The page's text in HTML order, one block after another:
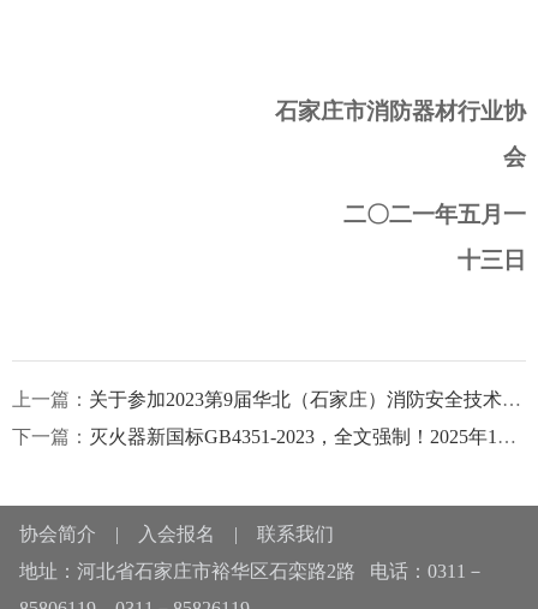
石家庄市消防器材行业协
会
二〇二一年五月 一
十三 日
上一篇： 关于参加2023第9届华北（石家庄）消防安全技术与设备展览会的通知
下一篇： 灭火器新国标GB4351-2023，全文强制！2025年1月1日实施！
协会简介 | 入会报名 | 联系我们
地址：河北省石家庄市裕华区石栾路2路 电话：0311－